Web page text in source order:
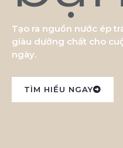
Tạo ra nguồn nước ép
giàu dưỡng chất cho
ngày.
TÌM HIỂU NGAY